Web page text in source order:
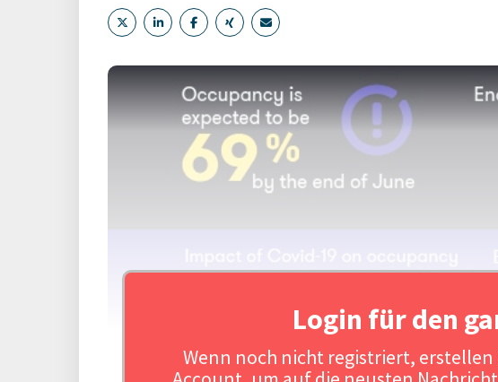
Login für den
Wenn noch nicht registriert,